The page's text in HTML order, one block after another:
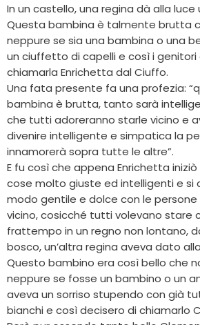
In un castello, una regina dà alla luce
Questa bambina è talmente brutta
neppure se sia una bambina o una
un ciuffetto di capelli e così i genitori
chiamarla Enrichetta dal Ciuffo.
Una fata presente fa una profezia:
bambina è brutta, tanto sarà
che tutti adoreranno starle vicino e
divenire intelligente e simpatica la
innamorerà sopra tutte le altre”.
E fu così che appena Enrichetta
cose molto giuste ed intelligenti e si
modo gentile e dolce con le
vicino, cosicché tutti volevano stare
frattempo in un regno non lontano,
bosco, un’altra regina aveva dato
Questo bambino era così bello che
neppure se fosse un bambino o un
aveva un sorriso stupendo con già
bianchi e così decisero di chiamarlo